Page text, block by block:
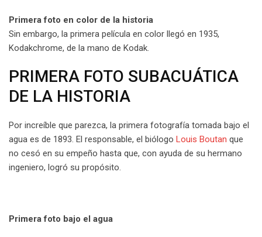
Primera foto en color de la historia
Sin embargo, la primera película en color llegó en 1935,
Kodakchrome, de la mano de Kodak.
PRIMERA FOTO SUBACUÁTICA
DE LA HISTORIA
Por increíble que parezca, la primera fotografía tomada bajo el
agua es de 1893. El responsable, el biólogo Louis Boutan que
no cesó en su empeño hasta que, con ayuda de su hermano
ingeniero, logró su propósito.
Primera foto bajo el agua